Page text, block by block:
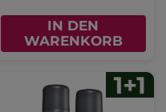
IN DEN
WARENKORB